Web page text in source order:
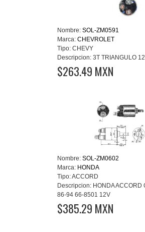
Nombre: SOL-ZM0591
Marca: CHEVROLET
Tipo: CHEVY
Descripcion: 3T TRIANGULO
$263.49 MXN
Nombre: SOL-ZM0602
Marca: HONDA
Tipo:ACCORD
Descripcion: HONDA ACCORD
86-94 66-8501 12V
$385.29 MXN